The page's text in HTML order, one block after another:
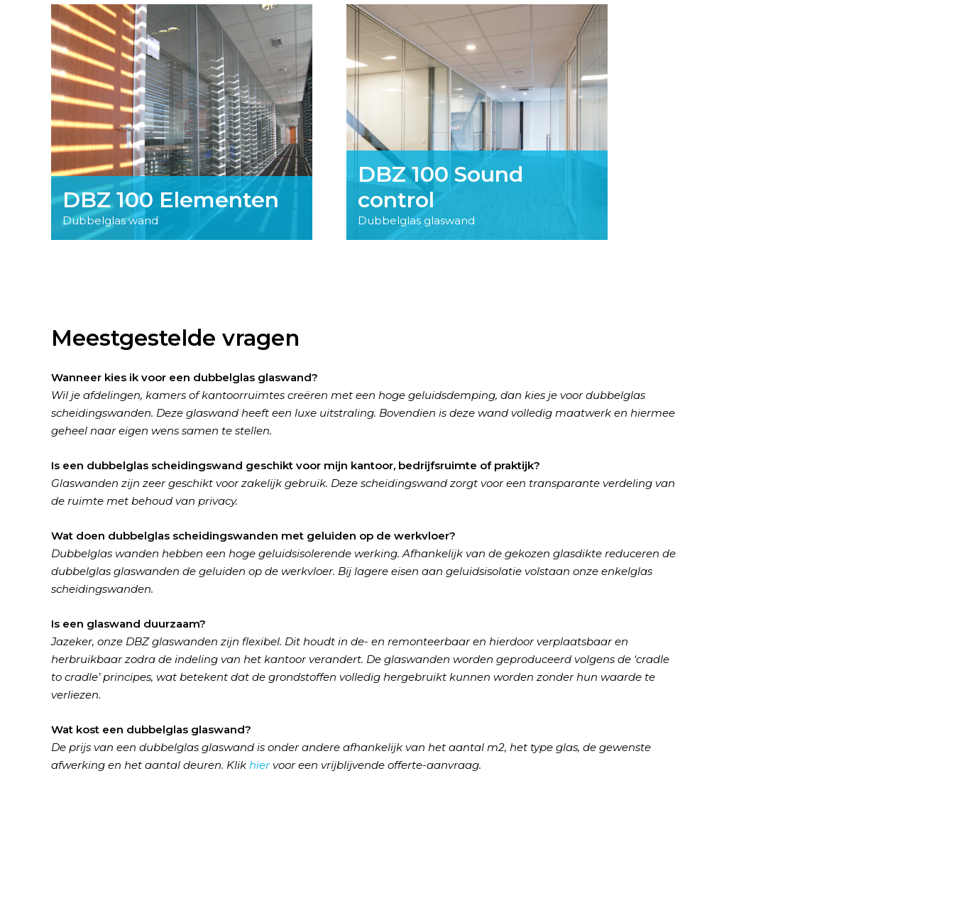
DBZ 100 Elementen
Dubbelglas wand
DBZ 100 Sound
control
Dubbelglas glaswand
Meestgestelde vragen
Wanneer kies ik voor een dubbelglas glaswand?
Wil je afdelingen, kamers of kantoorruimtes creëren met een hoge geluidsdemping, dan kies je voor dubbelglas
scheidingswanden. Deze glaswand heeft een luxe uitstraling. Bovendien is deze wand volledig maatwerk en hiermee
geheel naar eigen wens samen te stellen.
Is een dubbelglas scheidingswand geschikt voor mijn kantoor, bedrijfsruimte of praktijk?
Glaswanden zijn zeer geschikt voor zakelijk gebruik. Deze scheidingswand zorgt voor een transparante verdeling van
de ruimte met behoud van privacy.
Wat doen dubbelglas scheidingswanden met geluiden op de werkvloer?
Dubbelglas wanden hebben een hoge geluidsisolerende werking. Afhankelijk van de gekozen glasdikte reduceren de
dubbelglas glaswanden de geluiden op de werkvloer. Bij lagere eisen aan geluidsisolatie volstaan onze enkelglas
scheidingswanden.
Is een glaswand duurzaam?
Jazeker, onze DBZ glaswanden zijn flexibel. Dit houdt in de- en remonteerbaar en hierdoor verplaatsbaar en
herbruikbaar zodra de indeling van het kantoor verandert. De glaswanden worden geproduceerd volgens de ‘cradle
to cradle’ principes, wat betekent dat de grondstoffen volledig hergebruikt kunnen worden zonder hun waarde te
verliezen.
Wat kost een dubbelglas glaswand?
De prijs van een dubbelglas glaswand is onder andere afhankelijk van het aantal m2, het type glas, de gewenste
afwerking en het aantal deuren. Klik hiervoor een vrijblijvende offerte-aanvraag.